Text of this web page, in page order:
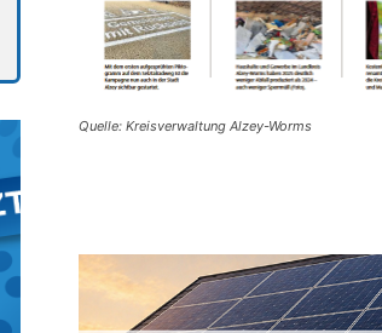
Quelle: Kreisverwaltung Alzey-Worms